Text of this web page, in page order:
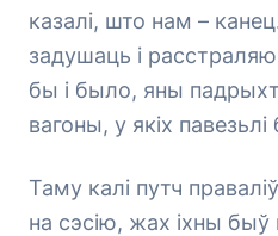
казалі, што нам –
задушаць і
бы і было, яны
вагоны, у якіх
Таму калі путч
на сэсію, жах іхны быў